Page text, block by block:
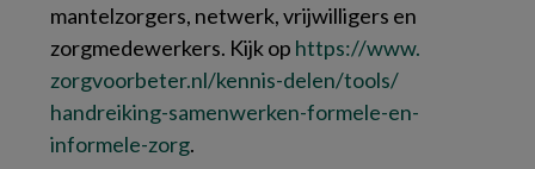
mantelzorgers, netwerk, vrijwilligers en
zorgmedewerkers. Kijk op https://​www.​
zorgvoorbeter.​nl/​kennis-delen/​tools/​
handreiking-samenwerken-formele-en-
informele-zorg.